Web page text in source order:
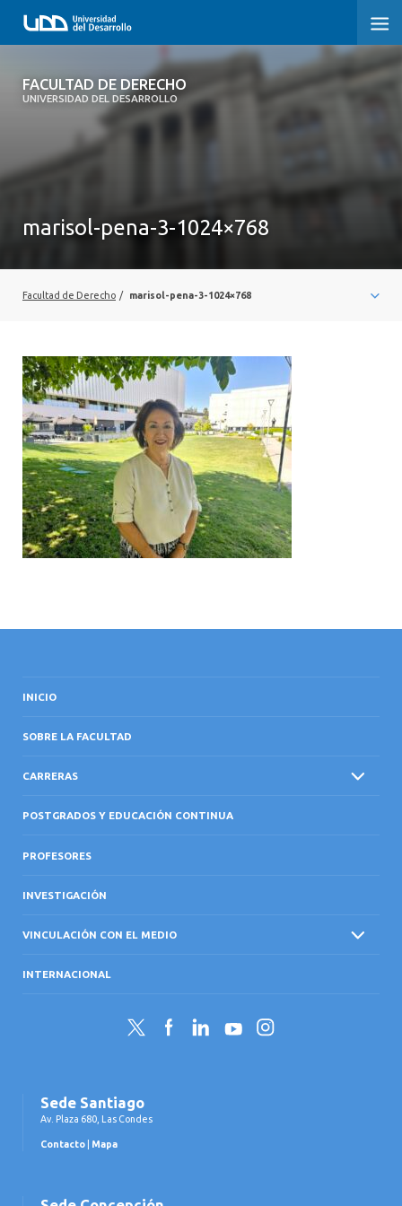
FACULTAD DE DERECHO
UNIVERSIDAD DEL DESARROLLO
FACULTAD DE DERECHO
SOBRE LA FACULTAD
VINCULACIÓN CON EL MEDIO
INTERNACIONAL
marisol-pena-3-1024×768
Facultad de Derecho / marisol-pena-3-1024×768
INICIO
SOBRE LA FACULTAD
CARRERAS
POSTGRADOS Y EDUCACIÓN CONTINUA
PROFESORES
INVESTIGACIÓN
VINCULACIÓN CON EL MEDIO
INTERNACIONAL
Twitter FacebookLinkedInYouTubeInstagram
Sede Santiago
Av. Plaza 680, Las Condes
Contacto Mapa